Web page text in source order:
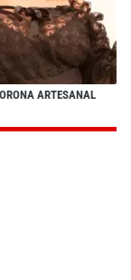
ARTESANAL